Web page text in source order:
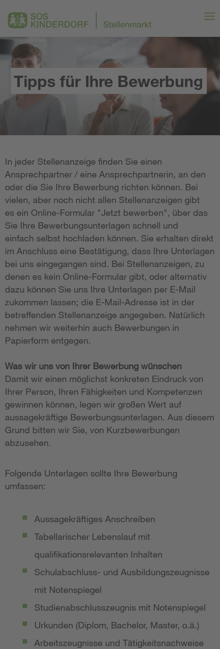
Tipps für Ihre Bewerbung
In jeder Stellenanzeige finden Sie einen
Ansprechpartner / eine Ansprechpartnerin, an den
oder die Sie Ihre Bewerbung richten können. Bei
vielen, aber noch nicht allen Stellenanzeigen gibt
es ein Online-Formular "Jetzt bewerben", über das
Sie Ihre Bewerbungsunterlagen schnell und
einfach selbst hochladen können. Sie erhalten direkt
im Anschluss eine Bestätigung, dass Ihre Unterlagen
bei uns eingegangen sind. Bei Stellenanzeigen, zu
denen es kein Online-Formular gibt, oder alternativ
dazu können Sie uns Ihre Unterlagen per E-Mail
zukommen lassen; die E-Mail-Adresse ist in der
betreffenden Stellenanzeige angegeben. Natürlich
nehmen wir weiterhin auch Bewerbungen in
Papierform entgegen.
Was wir uns von Ihrer Bewerbung wünschen
Damit wir einen möglichst konkreten Eindruck von
Ihrer Person, Ihren Fähigkeiten und Kompetenzen
gewinnen können, legen wir großen Wert auf
aussagekräftige Bewerbungsunterlagen. Aus diesem
Grund bitten wir Sie, von Kurzbewerbungen
abzusehen.
Folgende Unterlagen sollte Ihre Bewerbung
umfassen:
Aussagekräftiges Anschreiben
Tabellarischer Lebenslauf mit
qualifikationsrelevanten Inhalten
Schulabschluss- und Ausbildungszeugnisse
mit Notenspiegel
Studienabschlusszeugnis mit Notenspiegel
Urkunden (Diplom, Bachelor, Master, o.ä.)
Arbeitszeugnisse und Tätigkeitsnachweise